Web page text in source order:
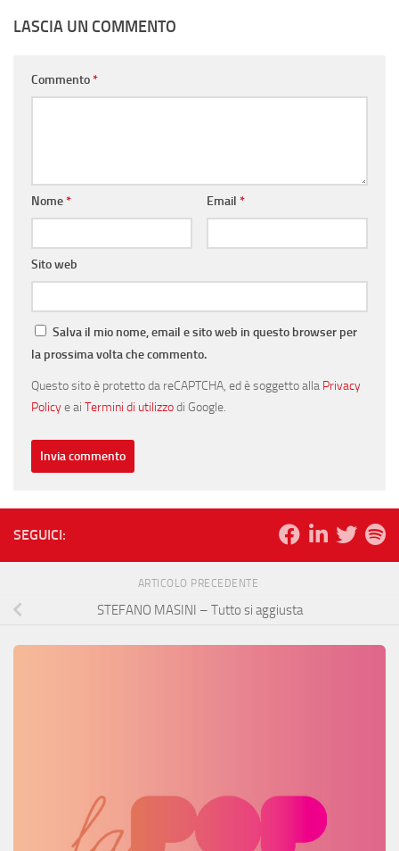
LASCIA UN COMMENTO
Commento*
Nome* Email *
Sito web
Salva il mio nome, email e sito web in questo browser per
la prossima volta che commento.
Questo sito è protetto da reCAPTCHA, ed è soggetto alla Privacy
Policye ai Termini di utilizzodi Google.
SEGUICI:
ARTICOLO PRECEDENTE
STEFANO MASINI – Tutto si aggiusta